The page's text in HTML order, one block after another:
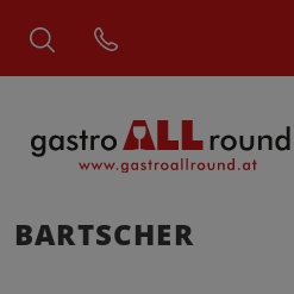
BARTSCHER